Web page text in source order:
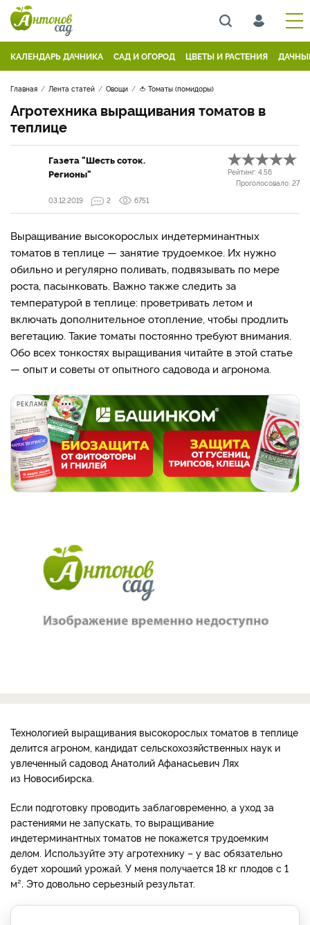
КАЛЕНДАРЬ ДАЧНИКА САД И ОГОРОД ЦВЕТЫ И РАСТЕНИЯ
Главная Лента статей Овощи 🍅 Томаты (помидоры)
Агротехника выращивания томатов в
теплице
Газета "Шесть соток.
Регионы"
Рейтинг: 4.56
Проголосовало: 27
03.12.2019
2 6751
Выращивание высокорослых индетерминантных
томатов в теплице — занятие трудоемкое. Их нужно
обильно и регулярно поливать, подвязывать по мере
роста, пасынковать. Важно также следить за
температурой в теплице: проветривать летом и
включать дополнительное отопление, чтобы продлить
вегетацию. Такие томаты постоянно требуют внимания.
Обо всех тонкостях выращивания читайте в этой статье
— опыт и советы от опытного садовода и агронома.
РЕКЛАМА
Технологией выращивания высокорослых томатов в теплице
делится агроном, кандидат сельскохозяйственных наук и
увлеченный садовод Анатолий Афанасьевич Лях
из Новосибирска.
Если подготовку проводить заблаговременно, а уход за
растениями не запускать, то выращивание
индетерминантных томатов не покажется трудоемким
делом. Используйте эту агротехнику – у вас обязательно
будет хороший урожай. У меня получается 18 кг плодов с 1
м² Это довольно серьезный результат.